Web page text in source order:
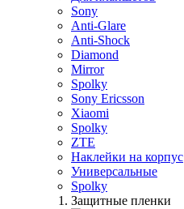
Sony
Anti-Glare
Anti-Shock
Diamond
Mirror
Spolky
Sony Ericsson
Xiaomi
Spolky
ZTE
Наклейки на корпус
Универсальные
Spolky
Защитные пленки